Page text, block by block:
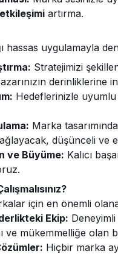
artırma.
hassas uygulamayla
Stratejimizi
derinliklerine
Hedeflerinizle uyumlu
Marka
düşünceli ve
ve Büyüme: Kalıcı
için en önemli
Ekip:
ve mükemmelliğe olan
Hiçbir marka